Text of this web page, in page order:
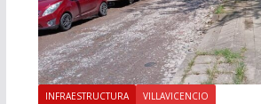
INFRAESTRUCTURA VILLAVICENCIO